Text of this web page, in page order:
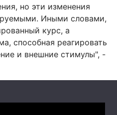
но эти изменения
Иными словами,
курс, а
способная реагировать
и внешние стимулы", -